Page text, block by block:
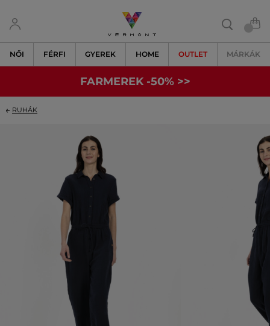
NŐI FÉRFI GYEREK HOME OUTLET MÁRKÁK
FARMEREK -50% >>
RUHÁK